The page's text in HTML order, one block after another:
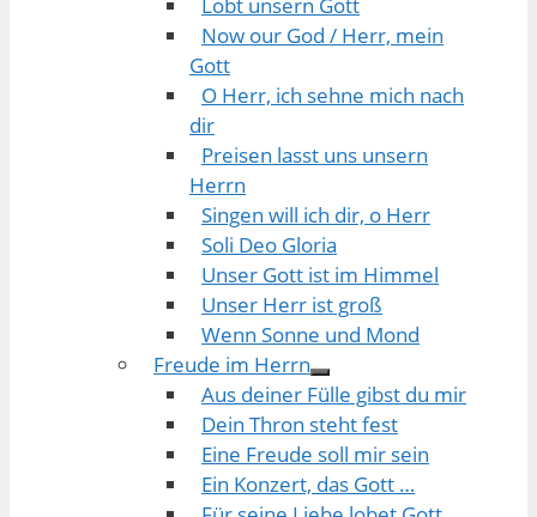
Now our God / Herr, mein
Gott
O Herr, ich sehne mich nach
dir
Preisen lasst uns unsern
Herrn
Singen will ich dir, o Herr
Soli Deo Gloria
Unser Gott ist im Himmel
Unser Herr ist groß
Wenn Sonne und Mond
Freude im Herrn
Aus deiner Fülle gibst du mir
Dein Thron steht fest
Eine Freude soll mir sein
Ein Konzert, das Gott …